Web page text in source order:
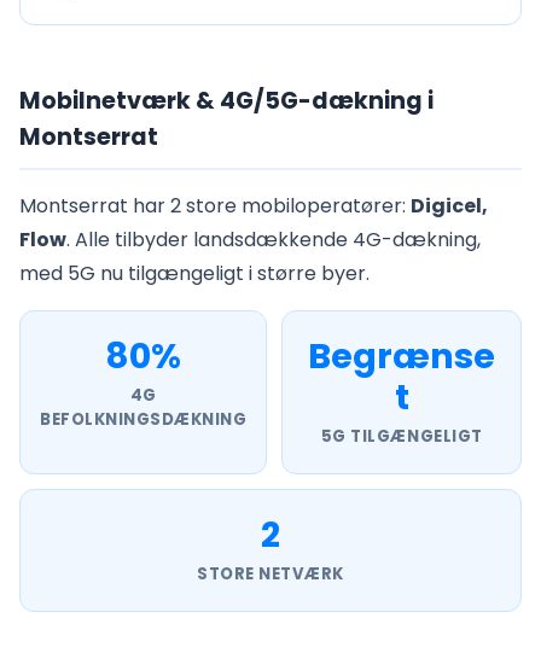
Mobilnetværk & 4G/5G-dækning i
Montserrat
Montserrat har 2 store mobiloperatører: Digicel,
Flow. Alle tilbyder landsdækkende 4G-dækning,
med 5G nu tilgængeligt i større byer.
80%
4G
BEFOLKNINGSDÆKNING
Begrænse
t
5G TILGÆNGELIGT
2
STORE NETVÆRK